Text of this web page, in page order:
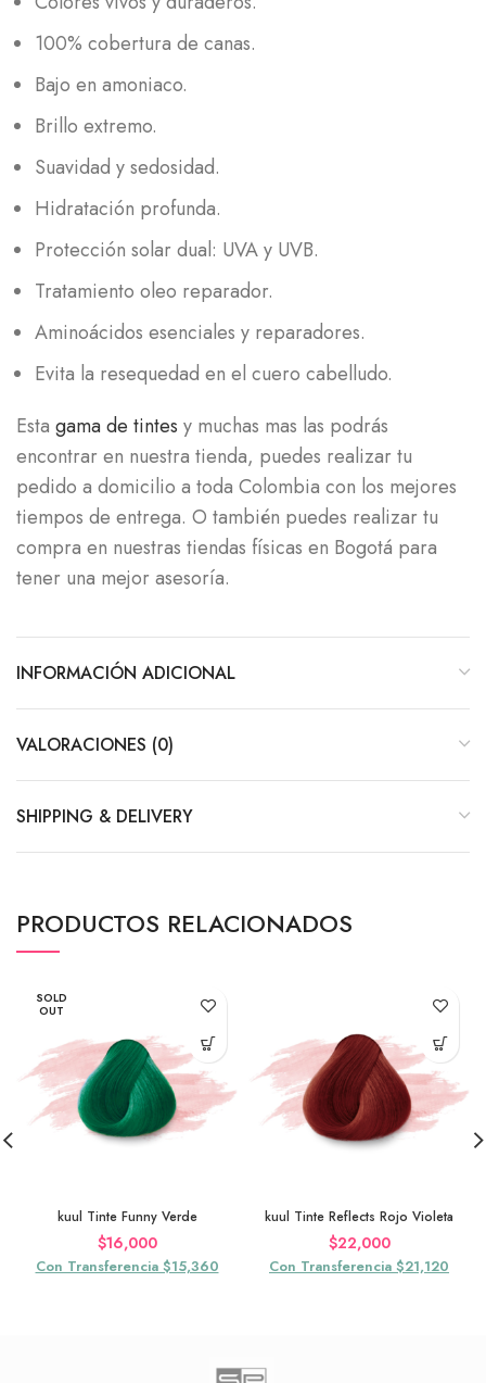
100% cobertura de canas.
Bajo en amoniaco.
Brillo extremo.
Suavidad y sedosidad.
Hidratación profunda.
Protección solar dual: UVA y UVB.
Tratamiento oleo reparador.
Aminoácidos esenciales y reparadores.
Evita la resequedad en el cuero cabelludo.
Esta gama de tintes y muchas mas las podrás
encontrar en nuestra tienda, puedes realizar tu
pedido a domicilio a toda Colombia con los mejores
tiempos de entrega. O también puedes realizar tu
compra en nuestras tiendas físicas en Bogotá para
tener una mejor asesoría.
INFORMACIÓN ADICIONAL
VALORACIONES (0)
SHIPPING & DELIVERY
PRODUCTOS RELACIONADOS
SOLD
OUT
kuul Tinte Funny Verde
$16,000
Con Transferencia $15,360
kuul Tinte Reflects Rojo Violeta
$22,000
Con Transferencia $21,120